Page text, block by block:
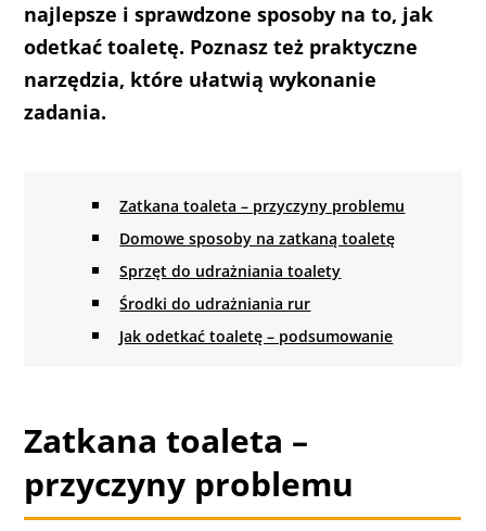
najlepsze i sprawdzone sposoby na to, jak
odetkać toaletę. Poznasz też praktyczne
narzędzia, które ułatwią wykonanie
zadania.
Zatkana toaleta – przyczyny problemu
Domowe sposoby na zatkaną toaletę
Sprzęt do udrażniania toalety
Środki do udrażniania rur
Jak odetkać toaletę – podsumowanie
Zatkana toaleta –
przyczyny problemu